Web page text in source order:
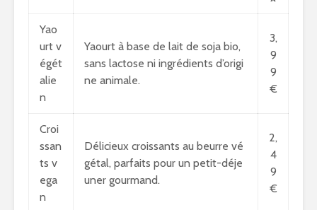
Yao
urt v
égét
alie
n
Yaourt à base de lait de soja bio,
sans lactose ni ingrédients d’origi
ne animale.
3,
9
9
€
Croi
ssan
ts v
ega
n
Délicieux croissants au beurre vé
gétal, parfaits pour un petit-déje
uner gourmand.
2,
4
9
€